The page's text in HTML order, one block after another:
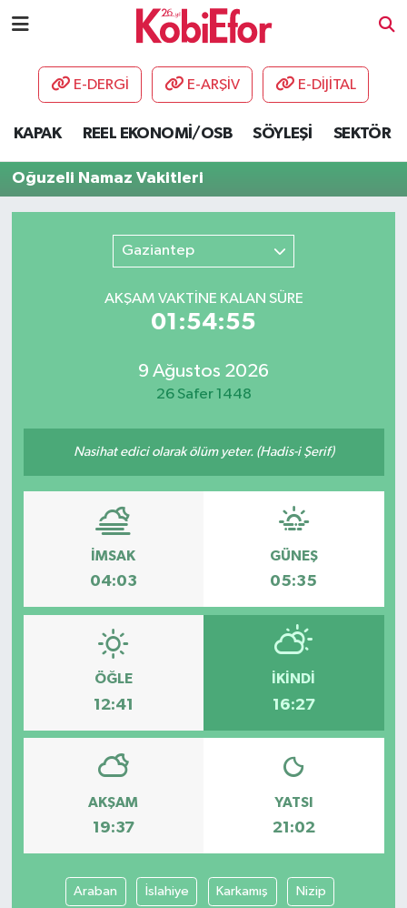
E-DERGİ E-ARŞİV E-DİJİTAL
KAPAK REEL EKONOMİ/OSB SÖYLEŞİ SEKTÖR
Oğuzeli Namaz Vakitleri
Gaziantep
AKŞAM VAKTİNE KALAN SÜRE
01:54:55
9 Ağustos 2026
26 Safer 1448
Nasihat edici olarak ölüm yeter. (Hadis-i Şerif)
İMSAK
04:03
GÜNEŞ
05:35
ÖĞLE
12:41
İKINDI
16:27
AKŞAM
19:37
YATSI
21:02
Araban İslahiye Karkamış Nizip
AKADEMİ
DESTEK-TEŞVİK
HABERLER
SÖYLEŞİ